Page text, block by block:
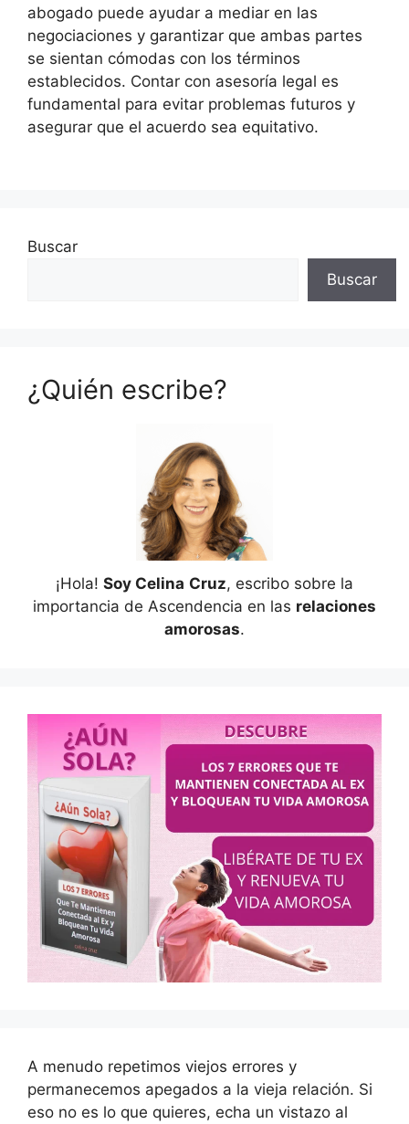
abogado puede ayudar a mediar en las
negociaciones y garantizar que ambas partes
se sientan cómodas con los términos
establecidos. Contar con asesoría legal es
fundamental para evitar problemas futuros y
asegurar que el acuerdo sea equitativo.
Buscar
Buscar
¿Quién escribe?
¡Hola! Soy Celina Cruz, escribo sobre la
importancia de Ascendencia en las relaciones
amorosas.
A menudo repetimos viejos errores y
permanecemos apegados a la vieja relación. Si
eso no es lo que quieres, echa un vistazo al